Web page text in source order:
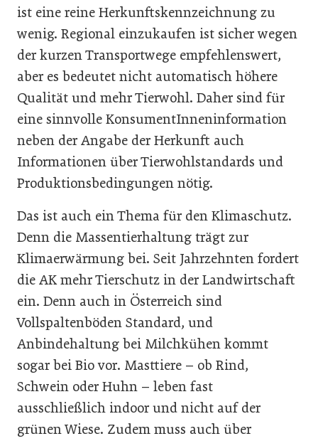
ist eine reine Herkunftskennzeichnung zu
wenig. Regional einzukaufen ist sicher wegen
der kurzen Transportwege empfehlenswert,
aber es bedeutet nicht automatisch höhere
Qualität und mehr Tierwohl. Daher sind für
eine sinnvolle KonsumentInneninformation
neben der Angabe der Herkunft auch
Informationen über Tierwohlstandards und
Produktionsbedingungen nötig.
Das ist auch ein Thema für den Klimaschutz.
Denn die Massentierhaltung trägt zur
Klimaerwärmung bei. Seit Jahrzehnten fordert
die AK mehr Tierschutz in der Landwirtschaft
ein. Denn auch in Österreich sind
Vollspaltenböden Standard, und
Anbindehaltung bei Milchkühen kommt
sogar bei Bio vor. Masttiere – ob Rind,
Schwein oder Huhn – leben fast
ausschließlich indoor und nicht auf der
grünen Wiese. Zudem muss auch über